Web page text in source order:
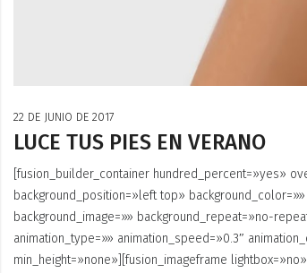
22 DE JUNIO DE 2017
LUCE TUS PIES EN VERANO
[fusion_builder_container hundred_percent=»yes»
background_position=»left top»
background_image=»» background_repeat=»no-
animation_type=»» animation_speed=»0.3″
min_height=»none»][fusion_imageframe